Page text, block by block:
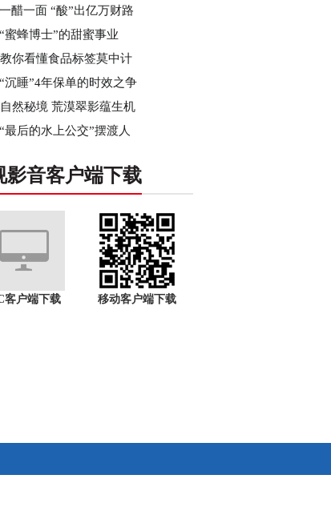
一醋一面 “酸”出亿万财路
“蜜蜂博士”的甜蜜事业
教你看懂食品标签莫中计
“沉睡”4年保单的时效之争
自然秘境 荒漠翠影蕴生机
“最后的水上公交”摆渡人
影音客户端下载
客户端下载 移动客户端下载